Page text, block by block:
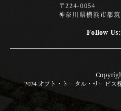
〒224-0054
神奈川県横浜市都
Follow Us:
2024 オプト・トータル・サービ